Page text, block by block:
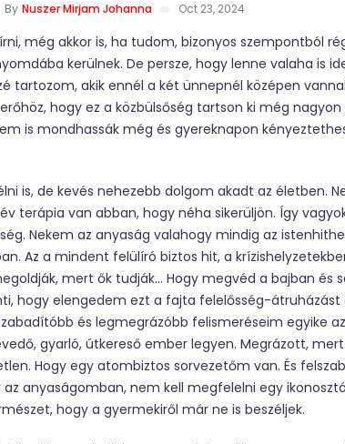
By Nuszer Mirjam Johanna Oct 23, 2024
még akkor is, ha tudom, bizonyos szempontból
kerülnek. De persze, hogy lenne valaha is
tartozom, akik ennél a két ünnepnél középen
hogy ez a közbülsőség tartson ki még nagyon
is mondhassák még és gyereknapon
is, de kevés nehezebb dolgom akadt az életben.
terápia van abban, hogy néha sikerüljön. Így
Nekem az anyaság valahogy mindig az
Az a mindent felülíró biztos hit, a
mert ők tudják… Hogy megvéd a bajban és
hogy elengedem ezt a fajta felelősség-átruházást
és legmegrázóbb felismeréseim egyike
gyarló, útkereső ember legyen. Megrázott,
Hogy egy atombiztos sorvezetőm van. És
anyaságomban, nem kell megfelelni egy
hogy a gyermekiről már ne is beszéljek.